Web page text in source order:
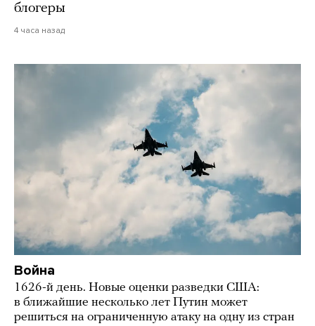
блогеры
4 часа назад
Война
1626-й день. Новые оценки разведки США:
в ближайшие несколько лет Путин может
решиться на ограниченную атаку на одну из стран